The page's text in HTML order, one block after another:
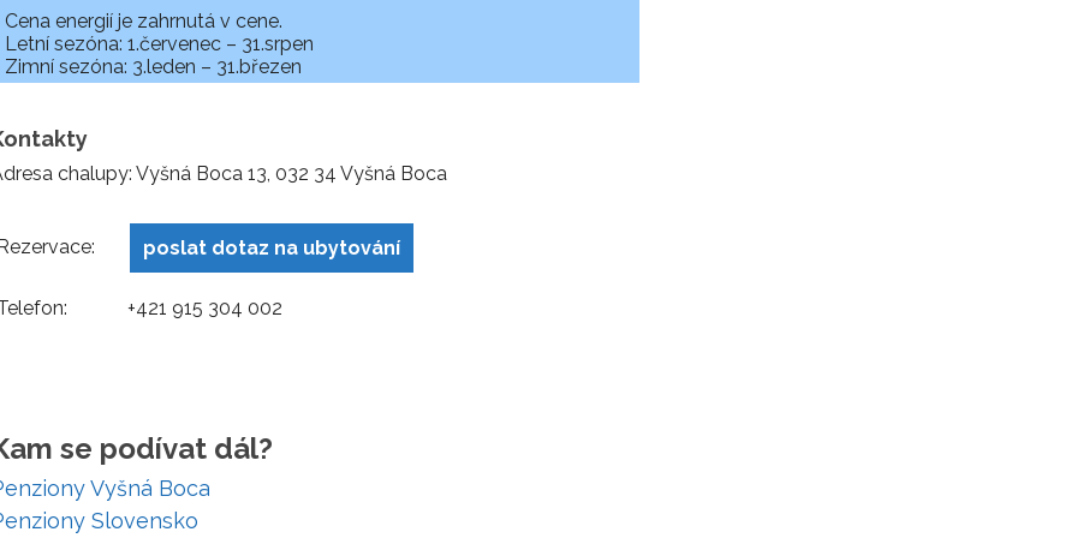
Cena energií je zahrnutá v cene.
Letní sezóna: 1.červenec – 31.srpen
Zimní sezóna: 3.leden – 31.březen
chalupy: Vyšná Boca 13, 032 34 Vyšná Boca
poslat dotaz na ubytování
+421 915 304 002
se podívat dál?
Vyšná Boca
Slovensko